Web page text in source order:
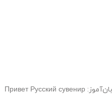
استفاده از کتاب های آموزشی مختلف با توجه به نیاز و درخواست زبان‌آموز: Привет Русский сувенир